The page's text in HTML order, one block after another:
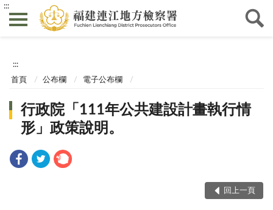
:::
:::
首頁 公布欄 電子公布欄
行政院「111年公共建設計畫執行情
形」政策說明。
回上一頁